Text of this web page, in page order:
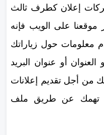
إعلان كطرف ثالث
موقعنا على الويب فإنه
معلومات حول زياراتك
العنوان أو عنوان البريد
من أجل تقديم إعلانات
تهمك عن طريق ملف